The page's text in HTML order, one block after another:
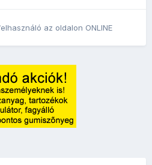
az oldalon ONLINE